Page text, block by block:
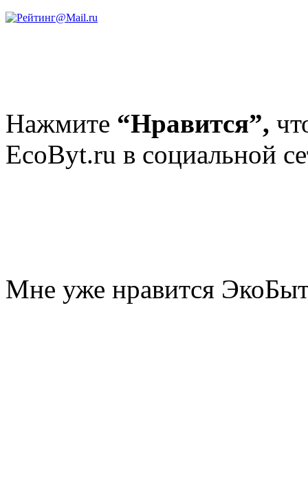
Нажмите “Нравится”,
EcoByt.ru в социальной
Мне уже нравится